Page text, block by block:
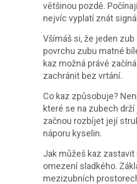
většinou pozdě.
nejvíc vyplatí znát
Všímáš si, že jeden
povrchu zubu matné
kaz možná právě
zachránit bez vrtání.
Co kaz způsobuje?
které se na zubech
začnou rozbíjet její
náporu kyselin.
Jak můžeš kaz
omezení sladkého.
mezizubních